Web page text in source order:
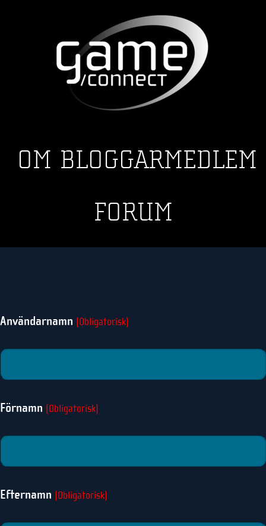
OM BLOGGARMEDLEM
FORUM
Användarnamn (Obligatorisk)
Förnamn (Obligatorisk)
Efternamn (Obligatorisk)